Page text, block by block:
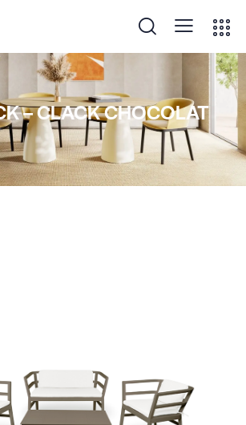
– CLACK CHOCOLAT